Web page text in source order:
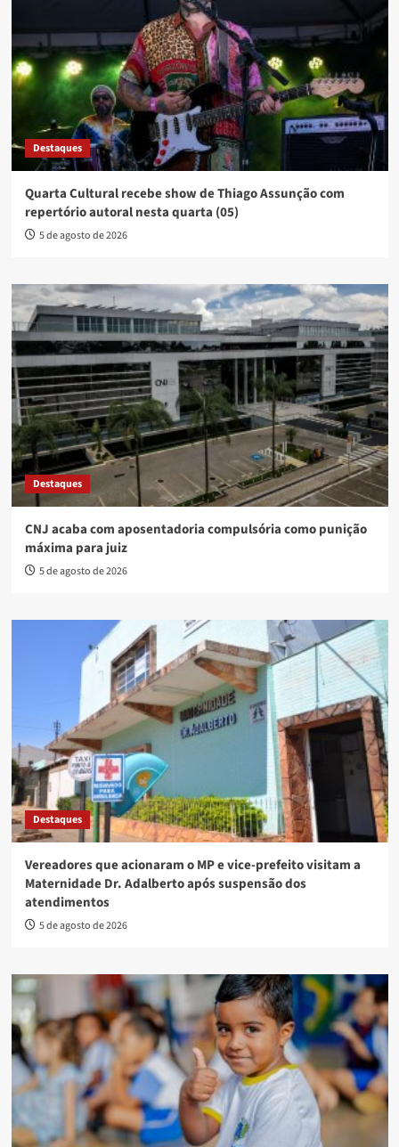
Destaques
Quarta Cultural recebe show de Thiago Assunção com
repertório autoral nesta quarta (05)
5 de agosto de 2026
Destaques
CNJ acaba com aposentadoria compulsória como punição
máxima para juiz
5 de agosto de 2026
Destaques
Vereadores que acionaram o MP e vice-prefeito visitam a
Maternidade Dr. Adalberto após suspensão dos
atendimentos
5 de agosto de 2026